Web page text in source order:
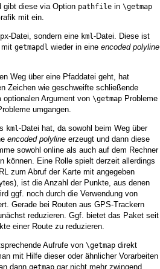
gibt diese via Option pathfile in \getmap
mit ein.
-Datei, sondern eine kml-Datei. Diese ist
mit getmapdl wieder in eine encoded polyline
Weg über eine Pfaddatei geht, hat
Zeichen wie geschweifte schließende
Argument von \getmap Probleme
umgangen.
kml-Datei hat, da sowohl beim Weg über
encoded polyline erzeugt und dann diese
sowohl online als auch auf dem Rechner
können. Eine Rolle spielt derzeit allerdings
zum Abruf der Karte mit angegeben
ist die Anzahl der Punkte, aus denen
ggf. noch durch die Verwendung von
Gerade bei Routen aus GPS-Trackern
reduzieren. Ggf. bietet das Paket seit
einer Route zu reduzieren.
Aufrufe von \getmap direkt
mit Hilfe dieser oder ähnlicher Vorarbeiten
dann
gar nicht mehr zwingend